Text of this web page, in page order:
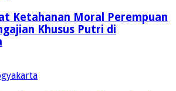
Ketahanan Moral Perempuan
Khusus Putri di